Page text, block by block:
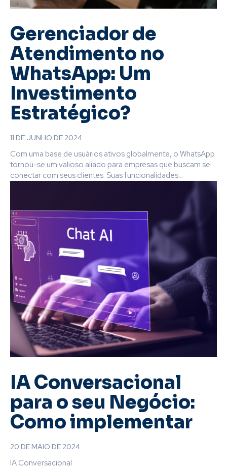
Gerenciador de
Atendimento no
WhatsApp: Um
Investimento
Estratégico?
11 DE JUNHO DE 2024
Com uma base de usuários ativos globalmente, o WhatsApp
tornou-se um valioso aliado para empresas que buscam se
conectar com seus clientes. Suas funcionalidades...
IA Conversacional
para o seu Negócio:
Como implementar
20 DE MAIO DE 2024
IA Conversacional